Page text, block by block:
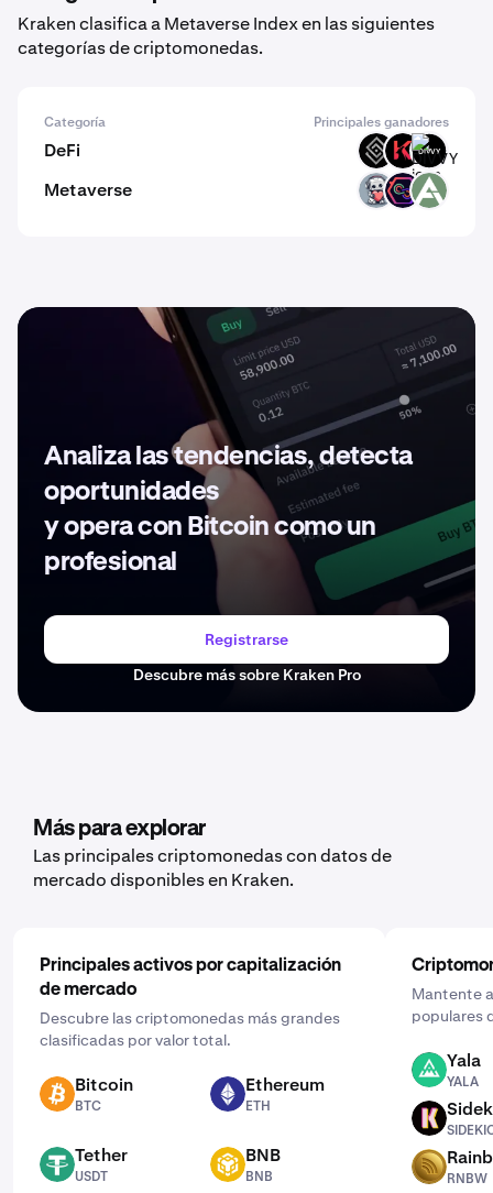
Kraken clasifica a Metaverse Index en las siguientes
categorías de criptomonedas.
Categoría Principales ganadores
DeFi DECT KAR DIVVY
Metaverse EMT DEOD ARV
Analiza las tendencias, detecta
oportunidades
y opera con Bitcoin como un
profesional
Registrarse
Descubre más sobre Kraken Pro
Más para explorar
Las principales criptomonedas con datos de
mercado disponibles en Kraken.
Principales activos por capitalización
de mercado
Descubre las criptomonedas más grandes
clasificadas por valor total.
BTC Bitcoin
BTC
ETH Ethereum
ETH
USDT Tether
USDT
BNB BNB
BNB
Mantente
populares
YALA Yala
YALA
SIDEKICK
RNBW
RNBW